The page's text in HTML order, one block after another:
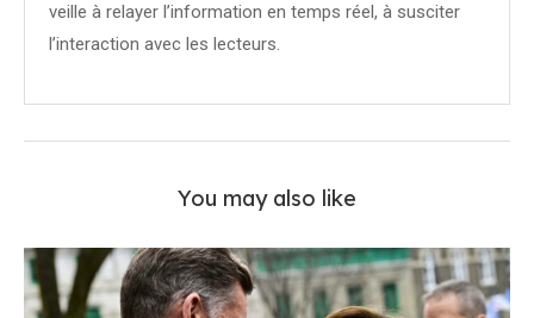
veille à relayer l’information en temps réel, à susciter
l’interaction avec les lecteurs.
You may also like